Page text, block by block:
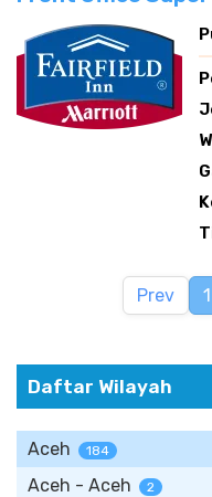
Prev 1
Daftar Wilayah
Aceh 184
Aceh - Aceh 2